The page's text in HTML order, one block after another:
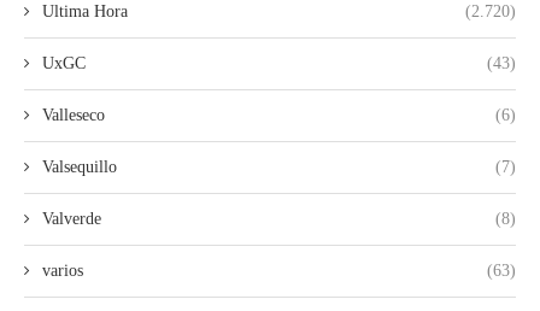
Ultima Hora (2.720)
UxGC (43)
Valleseco (6)
Valsequillo (7)
Valverde (8)
varios (63)